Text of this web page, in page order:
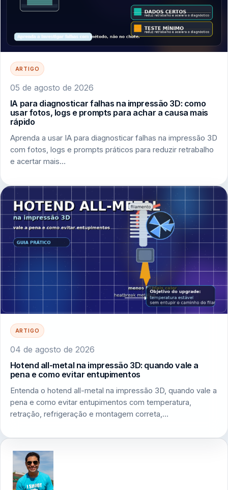
ARTIGO
05 de agosto de 2026
IA para diagnosticar falhas na impressão 3D: como
usar fotos, logs e prompts para achar a causa mais
rápido
Aprenda a usar IA para diagnosticar falhas na impressão 3D
com fotos, logs e prompts práticos para reduzir retrabalho
e acertar mais…
ARTIGO
04 de agosto de 2026
Hotend all-metal na impressão 3D: quando vale a
pena e como evitar entupimentos
Entenda o hotend all-metal na impressão 3D, quando vale a
pena e como evitar entupimentos com temperatura,
retração, refrigeração e montagem correta,…